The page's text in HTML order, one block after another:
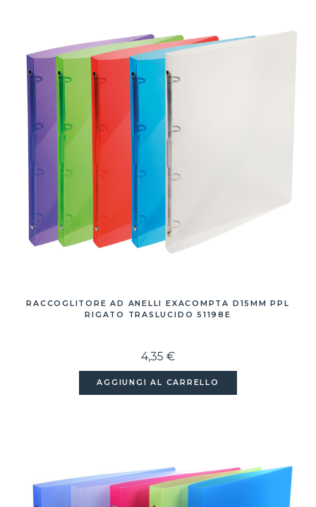
RACCOGLITORE AD ANELLI EXACOMPTA D15MM PPL
RIGATO TRASLUCIDO 51198E
4,35 €
AGGIUNGI AL CARRELLO